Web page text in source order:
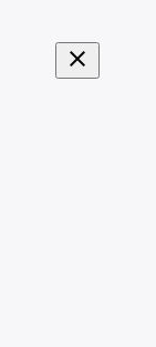
close